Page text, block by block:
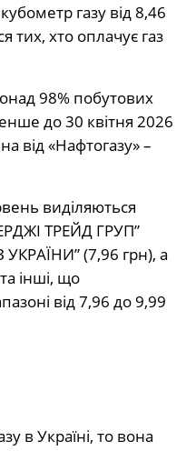
газу від 8,46
тих, хто оплачує газ
98% побутових
до 30 квітня 2026
від «Нафтогазу» –
виділяються
ТРЕЙД ГРУП”
(7,96 грн), а
інші, що
від 7,96 до 9,99
в Україні, то вона